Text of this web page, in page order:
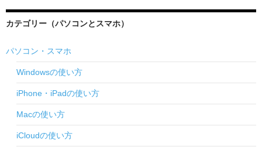
カテゴリー（パソコンとスマホ）
パソコン・スマホ
Windowsの使い方
iPhone・iPadの使い方
Macの使い方
iCloudの使い方